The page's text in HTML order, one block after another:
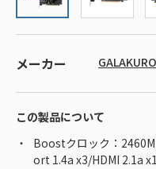
メーカー
この製品について
Boostクロック：
ort 1.4a x3/HDMI 2.1a x1